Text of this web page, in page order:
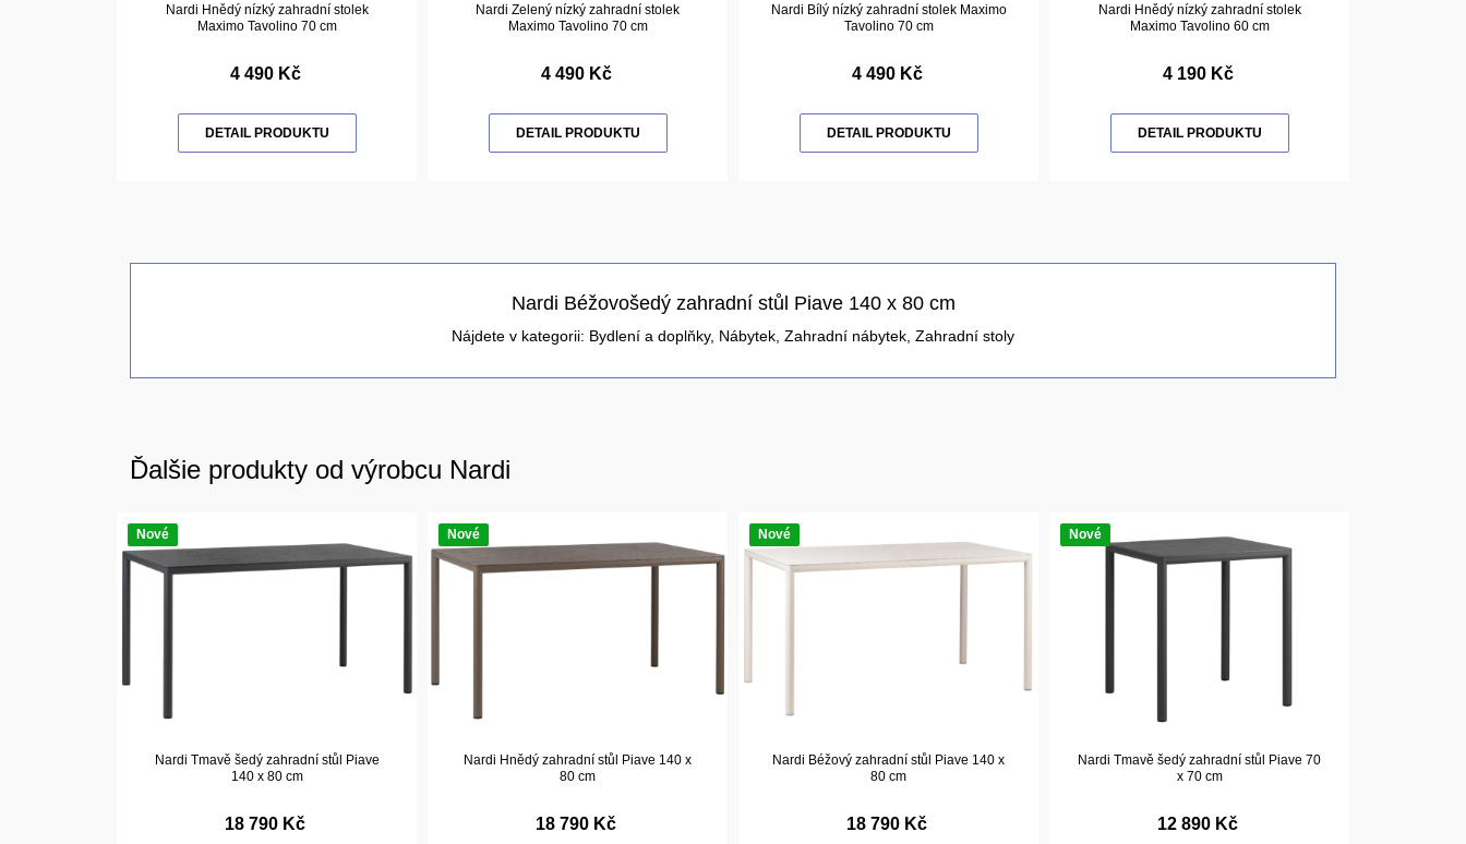
Nardi Hnědý nízký zahradní stolek
Maximo Tavolino 70 cm
4 490 Kč
DETAIL PRODUKTU
Nardi Zelený nízký zahradní stolek
Maximo Tavolino 70 cm
4 490 Kč
DETAIL PRODUKTU
Nardi Bílý nízký zahradní stolek Maximo
Tavolino 70 cm
4 490 Kč
DETAIL PRODUKTU
Nardi Hnědý nízký zahradní stolek
Maximo Tavolino 60 cm
4 190 Kč
DETAIL PRODUKTU
Nardi Béžovošedý zahradní stůl Piave 140 x 80 cm
Nájdete v kategorii: Bydlení a doplňky, Nábytek Zahradní nábytek Zahradní stoly
Ďalšie produkty od výrobcu Nardi
Nové
Nardi Tmavě šedý zahradní stůl Piave
140 x 80 cm
18 790 Kč
Nové
Nardi Hnědý zahradní stůl Piave 140 x
80 cm
18 790 Kč
Nové
Nardi Béžový zahradní stůl Piave 140 x
80 cm
18 790 Kč
Nové
Nardi Tmavě šedý zahradní stůl Piave 70
x 70 cm
12 890 Kč